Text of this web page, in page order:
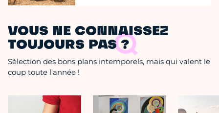
VOUS NE CONNAISSEZ
TOUJOURS PAS ?
Sélection des bons plans intemporels, mais qui valent le
coup toute l'année !